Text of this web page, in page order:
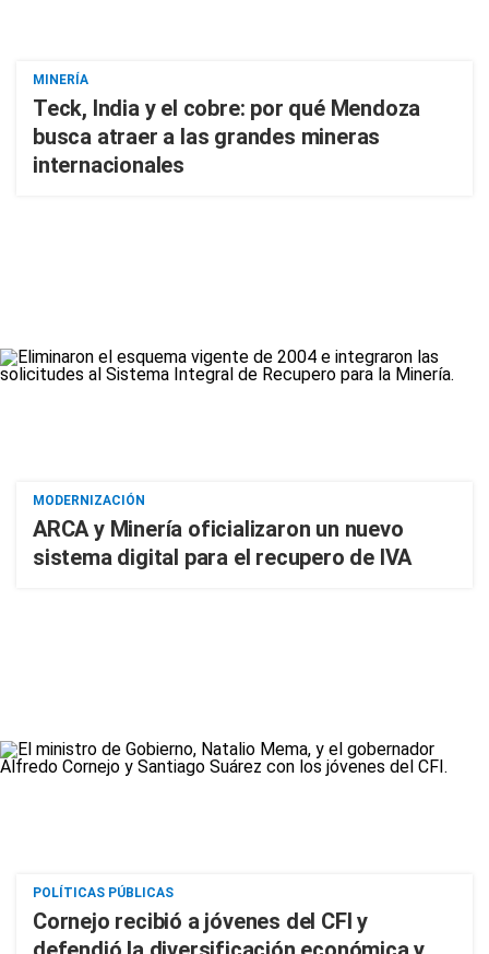
MINERÍA
Teck, India y el cobre: por qué Mendoza
busca atraer a las grandes mineras
internacionales
MODERNIZACIÓN
ARCA y Minería oficializaron un nuevo
sistema digital para el recupero de IVA
POLÍTICAS PÚBLICAS
Cornejo recibió a jóvenes del CFI y